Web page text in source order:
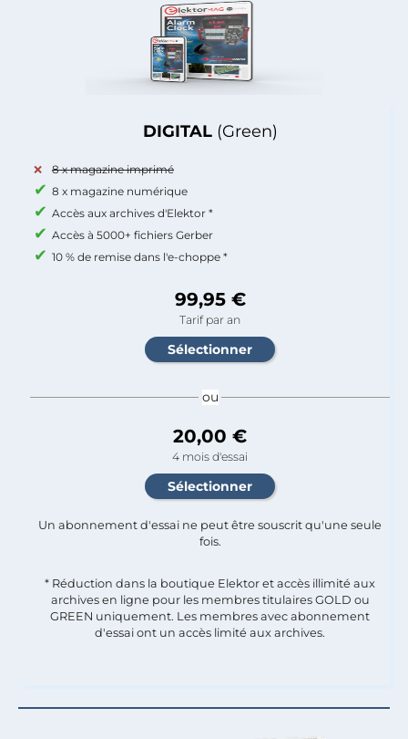
DIGITAL (Green)
8 x magazine imprimé
8 x magazine numérique
Accès aux archives d'Elektor *
Accès à 5000+ fichiers Gerber
10 % de remise dans l'e-choppe *
99,95 €
Tarif par an
ou
20,00 €
4 mois d'essai
Un abonnement d'essai ne peut être souscrit qu'une seule
fois.​
* Réduction dans la boutique Elektor et accès illimité aux
archives en ligne pour les membres titulaires GOLD ou
GREEN uniquement. Les membres avec abonnement
d'essai ont un accès limité aux archives.